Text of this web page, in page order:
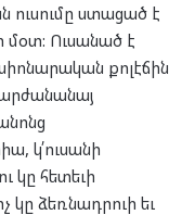
ստացած է
մօտ: Ուսանած է
քոլէճին
կ՛ուսանի
կը հետեւի
ձեռնադրուի եւ